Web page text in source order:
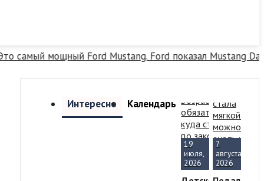
мощный Ford Mustang. Ford показал Mustang Dark
Интересно Календарь
19
июля,
2026
7
августа,
2026